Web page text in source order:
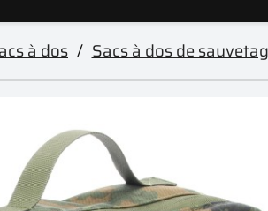
à dos Sacs à dos de